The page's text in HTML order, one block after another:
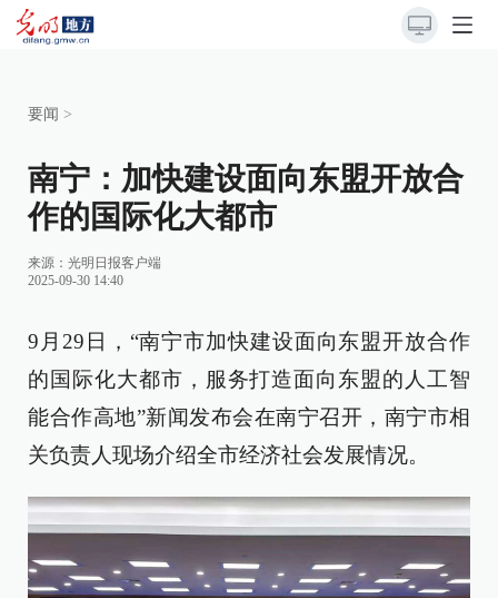
要闻 >
南宁：加快建设面向东盟开放合
作的国际化大都市
来源： 光明日报客户端
2025-09-30 14:40
9月29日，“南宁市加快建设面向东盟开放合作
的国际化大都市，服务打造面向东盟的人工智
能合作高地”新闻发布会在南宁召开，南宁市相
关负责人现场介绍全市经济社会发展情况。